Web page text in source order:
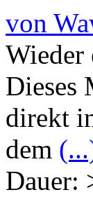
von
Wieder
Dieses
direkt
dem
Dauer: